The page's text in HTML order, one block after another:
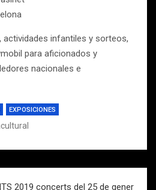
actividades infantiles y sorteos,
para aficionados y
nacionales e
EXPOSICIONES
2019 concerts del 25 de gener